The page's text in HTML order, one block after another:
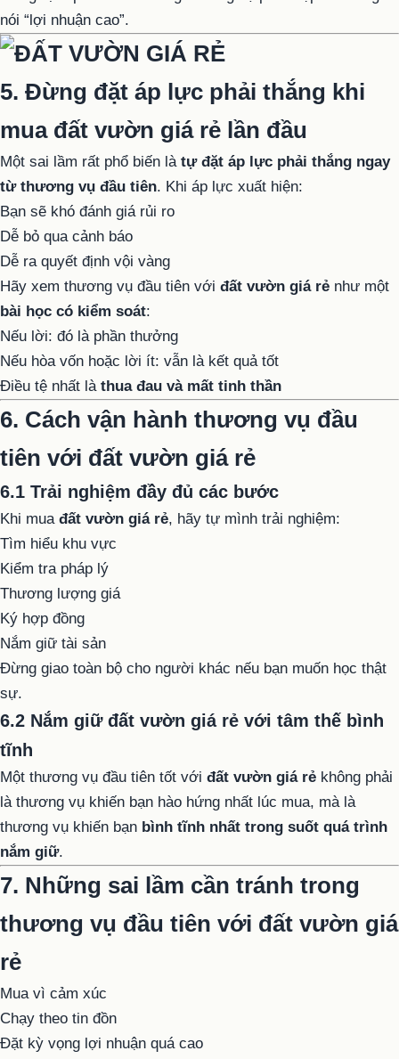
nói “lợi nhuận cao”.
5. Đừng đặt áp lực phải thắng khi
mua đất vườn giá rẻ lần đầu
Một sai lầm rất phổ biến là tự đặt áp lực phải thắng ngay
từ thương vụ đầu tiên. Khi áp lực xuất hiện:
Bạn sẽ khó đánh giá rủi ro
Dễ bỏ qua cảnh báo
Dễ ra quyết định vội vàng
Hãy xem thương vụ đầu tiên với đất vườn giá rẻ như một
bài học có kiểm soát:
Nếu lời: đó là phần thưởng
Nếu hòa vốn hoặc lời ít: vẫn là kết quả tốt
Điều tệ nhất là thua đau và mất tinh thần
6. Cách vận hành thương vụ đầu
tiên với đất vườn giá rẻ
6.1 Trải nghiệm đầy đủ các bước
Khi mua đất vườn giá rẻ, hãy tự mình trải nghiệm:
Tìm hiểu khu vực
Kiểm tra pháp lý
Thương lượng giá
Ký hợp đồng
Nắm giữ tài sản
Đừng giao toàn bộ cho người khác nếu bạn muốn học thật
sự.
6.2 Nắm giữ đất vườn giá rẻ với tâm thế bình
tĩnh
Một thương vụ đầu tiên tốt với đất vườn giá rẻ không phải
là thương vụ khiến bạn hào hứng nhất lúc mua, mà là
thương vụ khiến bạn bình tĩnh nhất trong suốt quá trình
nắm giữ.
7. Những sai lầm cần tránh trong
thương vụ đầu tiên với đất vườn giá
rẻ
Mua vì cảm xúc
Chạy theo tin đồn
Đặt kỳ vọng lợi nhuận quá cao